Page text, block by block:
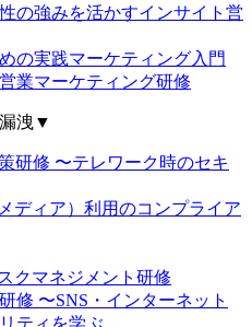
の強みを活かすインサイト営
の実践マーケティング入門
業マーケティング研修
洩 ▼
研修 〜テレワーク時のセキ
ディア）利用のコンプライア
クマネジメント研修
修 〜SNS・インターネット
ティを学ぶ